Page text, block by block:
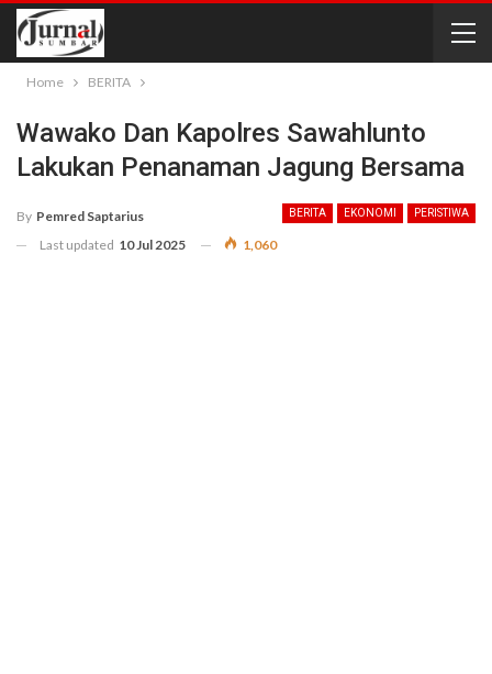
Home BERITA
Wawako Dan Kapolres Sawahlunto
Lakukan Penanaman Jagung Bersama
BERITA EKONOMI PERISTIWA
By Pemred Saptarius
Last updated 10 Jul 2025 1,060